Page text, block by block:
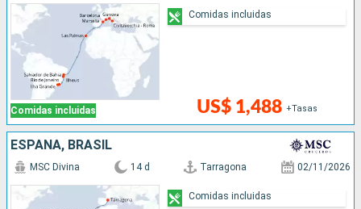
Comidas incluidas US$ 1,488 +Tasas
Comidas incluidas
ESPAÑA, BRASIL
MSC Divina 14 d Tarragona 02/11/2026
Comidas incluidas